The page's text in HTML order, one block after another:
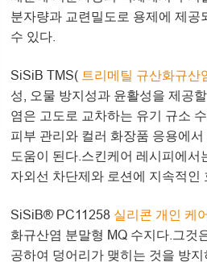
분자량과 교련밀도로 용제에 제공
수 있다.
SiSiB TMS( 트리메틸 규산화규산
성, 오물 방지성과 윤활성을 제공
염은 고도로 교차하는 유기 규소
피부 관리와 컬러 화장품 응용에
도움이 된다.스킨케어 레시피에서
자외선 차단제와 로션에 지속적인
SiSiB® PC11258 실리콘 개인 케
화규산염 분말형 MQ 수지다.그것
공하여 덩어리가 맺히는 것을 방